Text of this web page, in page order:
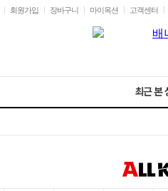
회원가입 장바구니 마이옥션 고객센터